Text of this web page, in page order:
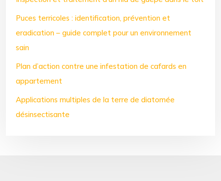
Puces terricoles : identification, prévention et
eradication – guide complet pour un environnement
sain
Plan d’action contre une infestation de cafards en
appartement
Applications multiples de la terre de diatomée
désinsectisante